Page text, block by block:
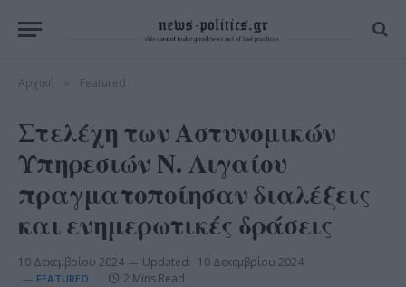
Αρχική Featured
Στελέχη των Αστυνομικών
Υπηρεσιών Ν. Αιγαίου
πραγματοποίησαν διαλέξεις
και ενημερωτικές δράσεις
10 Δεκεμβρίου 2024 Updated: 10 Δεκεμβρίου 2024
FEATURED 2 Mins Read